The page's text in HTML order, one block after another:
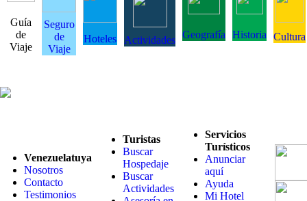
Guía
de
Viaje
Seguro
de
Viaje
Hoteles Actividades Geografía Historia Cultura
Venezuelatuya
Nosotros
Contacto
Testimonios
Turistas
Buscar
Hospedaje
Buscar
Actividades
Servicios
Turísticos
Anunciar
aquí
Ayuda
Mi Hotel